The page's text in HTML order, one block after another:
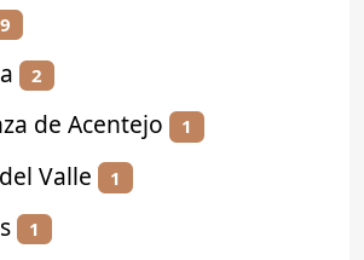
9
2
de Acentejo 1
Valle 1
1